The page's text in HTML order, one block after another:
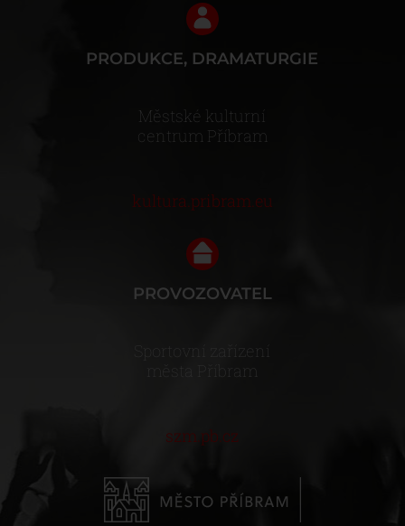
PRODUKCE, DRAMATURGIE
Městské kulturní
centrum Příbram
kultura.pribram.eu
PROVOZOVATEL
Sportovní zařízení
města Příbram
szm.pb.cz